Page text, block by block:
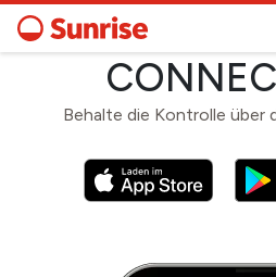
Behalte die Kontrolle über